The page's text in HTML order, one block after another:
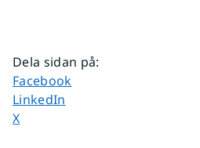
Dela sidan på:
Dela sidan på
Facebook
Dela sidan på
LinkedIn
Dela sidan på
X